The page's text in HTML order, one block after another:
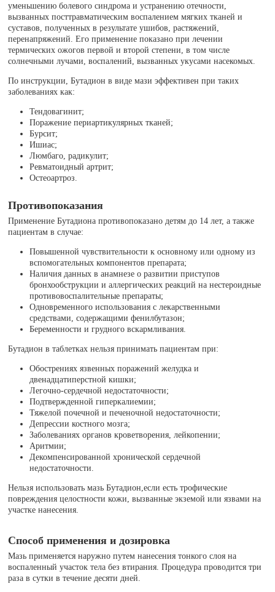
уменьшению болевого синдрома и устранению отечности,
вызванных посттравматическим воспалением мягких тканей и
суставов, полученных в результате ушибов, растяжений,
перенапряжений. Его применение показано при лечении
термических ожогов первой и второй степени, в том числе
солнечными лучами, воспалений, вызванных укусами насекомых.
По инструкции, Бутадион в виде мази эффективен при таких
заболеваниях как:
Тендовагинит;
Поражение периартикулярных тканей;
Бурсит;
Ишиас;
Люмбаго, радикулит;
Ревматоидный артрит;
Остеоартроз.
Противопоказания
Применение Бутадиона противопоказано детям до 14 лет, а также
пациентам в случае:
Повышенной чувствительности к основному или одному из
вспомогательных компонентов препарата;
Наличия данных в анамнезе о развитии приступов
бронхообструкции и аллергических реакций на нестероидные
противовоспалительные препараты;
Одновременного использования с лекарственными
средствами, содержащими фенилбутазон;
Беременности и грудного вскармливания.
Бутадион в таблетках нельзя принимать пациентам при:
Обострениях язвенных поражений желудка и
двенадцатиперстной кишки;
Легочно-сердечной недостаточности;
Подтвержденной гиперкалиемии;
Тяжелой почечной и печеночной недостаточности;
Депрессии костного мозга;
Заболеваниях органов кроветворения, лейкопении;
Аритмии;
Декомпенсированной хронической сердечной
недостаточности.
Нельзя использовать мазь Бутадион,если есть трофические
повреждения целостности кожи, вызванные экземой или язвами на
участке нанесения.
Способ применения и дозировка
Мазь применяется наружно путем нанесения тонкого слоя на
воспаленный участок тела без втирания. Процедура проводится три
раза в сутки в течение десяти дней.